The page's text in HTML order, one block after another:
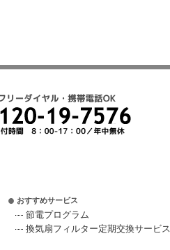
おすすめサービス
節電プログラム
換気扇フィルター定期交換サービス